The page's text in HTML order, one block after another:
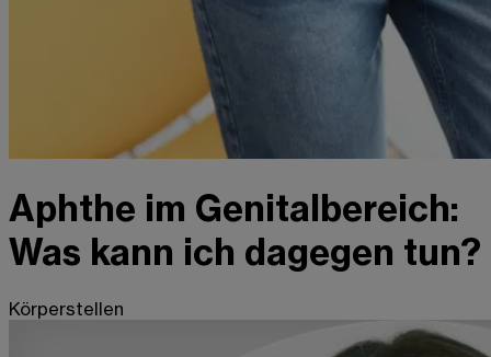
Aphthe im Genitalbereich:
Was kann ich dagegen tun?
Körperstellen